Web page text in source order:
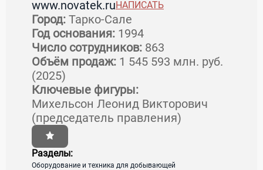
Страна:Россия
Регион:Ямало-Ненецкий автономный округ
Город:Тарко-Сале
Адрес:629850, Ямало-Ненецкий окр.,
Пуровский район, г. Тарко-Сале, ул. Победы,
д. 22-А
Телефон:
(495) 730-60-00
www.novatek.ruНАПИСАТЬ
Город: Тарко-Сале
Год основания: 1994
Число сотрудников: 863
Объём продаж: 1 545 593 млн. руб.
(2025)
Ключевые фигуры:
Михельсон Леонид Викторович
(председатель правления)
Разделы:
Оборудование и техника для добывающей